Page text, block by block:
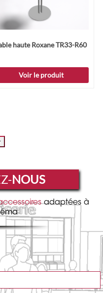
haute Roxane TR33-R60
Voir le produit
NOUS
adaptées à